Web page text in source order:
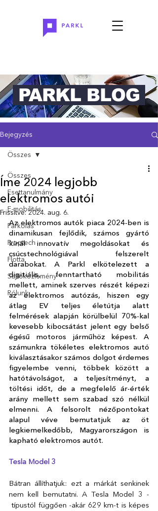
PARKL BLOG
Bejegyzés
Összes
Esettanulmány
E-mobilitás
Parkolás
Proptech
Flotta
Sajtóközlemény
Rólunk
Összes
Íme 2024 legjobb
elektromos autói
Frissítve:2024. aug. 6.
Az elektromos autók piaca 2024-ben is
dinamikusan fejlődik, számos gyártó
kínál innovatív megoldásokat és
csúcstechnológiával felszerelt
darabokat. A Parkl elkötelezett a
digitiális, fenntartható mobilitás
mellett, aminek szerves részét képezi
az elektromos autózás, hiszen egy
átlag EV teljes életútja alatt
felmérések alapján körülbelül 70%-kal
kevesebb kibocsátást jelent egy belső
égésű motoros járműhöz képest. A
számunkra tökéletes elektromos autó
kiválasztásakor számos dolgot érdemes
figyelembe venni, többek között a
hatótávolságot, a teljesítményt, a
töltési időt, de a megfelelő ár-érték
arány mellett sem szabad szó nélkül
elmenni. A felsorolt nézőpontokat
alapul véve bemutatjuk az öt
legkiemelkedőbb, Magyarországon is
kapható elektromos autót.
Tesla Model 3
Bátran állíthatjuk: ezt a márkát senkinek
nem kell bemutatni. A Tesla Model 3 -
típustól függően -akár 629 km-t is képes